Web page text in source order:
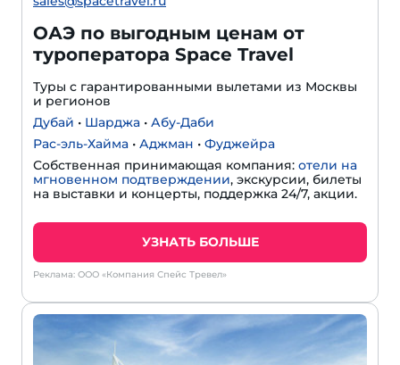
ОАЭ по выгодным ценам от
туроператора Space Travel
Туры с гарантированными вылетами из Москвы
и регионов
Дубай • Шарджа • Абу-Даби
Рас-эль-Хайма • Аджман • Фуджейра
Собственная принимающая компания: отели на
мгновенном подтверждении, экскурсии, билеты
на выставки и концерты, поддержка 24/7, акции.
УЗНАТЬ БОЛЬШЕ
Реклама: ООО «Компания Спейс Тревел»